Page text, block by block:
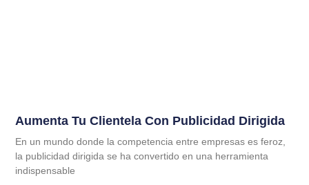
Aumenta Tu Clientela Con Publicidad Dirigida
En un mundo donde la competencia entre empresas es feroz,
la publicidad dirigida se ha convertido en una herramienta
indispensable